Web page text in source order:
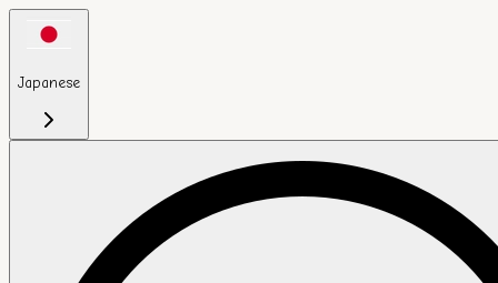
Japanese